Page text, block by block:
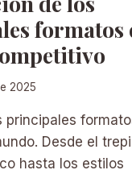
formatos
2025
principales
Desde el
hasta los estilos